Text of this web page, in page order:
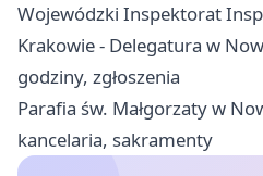
Wojewódzki Inspektorat
Krakowie - Delegatura w
godziny, zgłoszenia
Parafia św. Małgorzaty w
kancelaria, sakramenty